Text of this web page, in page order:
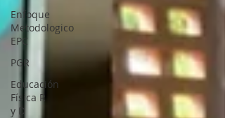
Enfoque
Metodologico
EPC
PGR
Educación
Física R
y D